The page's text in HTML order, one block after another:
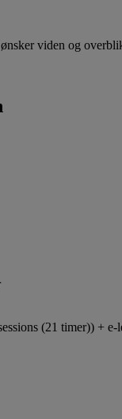
viden og
(21 timer)) + e-